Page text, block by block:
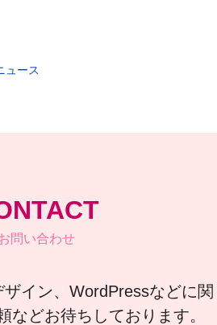
ュース
問い合わせ
イン、WordPressなどに関
などお待ちしております。